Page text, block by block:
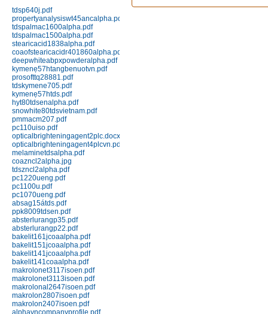
Nhựa Bakelit 141; 141J black;
151J black; 151J red
Chi tiết Mua hàng
Nhựa Phenolic 141 (Bakelit) ép
đứng
Chi tiết
Nhựa Phenolic 141J (Bakelit) ép
phun
Chi tiết Mua hàng
tdsp640j.pdf
propertyanalysiswt45ancalpha.pdf
tdspalmac1600alpha.pdf
tdspalmac1500alpha.pdf
stearicacid1838alpha.pdf
coaofstearicacidr401860alpha.pdf
deepwhiteabpxpowderalpha.pdf
kymenẹ57htangbenuotvn.pdf
prosofttq28881.pdf
tdskymene705.pdf
kymenẹ57htds.pdf
hyt80tdsenalpha.pdf
snowhite80tdsvietnam.pdf
pmmacm207.pdf
pc110uiso.pdf
opticalbrighteningagent2plc.docx
opticalbrighteningagent4plcvn.pdf
melaminetdsalpha.pdf
coazncl2alpha.jpg
tdszncl2alpha.pdf
pc1220ueng.pdf
pc1100u.pdf
pc1070ueng.pdf
absag15átds.pdf
ppk8009tdsen.pdf
absterlurangp35.pdf
absterlurangp22.pdf
bakelit161jcoaalpha.pdf
bakelit151jcoaalpha.pdf
bakelit141jcoaalpha.pdf
bakelit141coaalpha.pdf
makrolonet3117isoen.pdf
makrolonet3113isoen.pdf
makrolonal2647isoen.pdf
makrolon2807isoen.pdf
makrolon2407isoen.pdf
alphavncompanyprofile.pdf